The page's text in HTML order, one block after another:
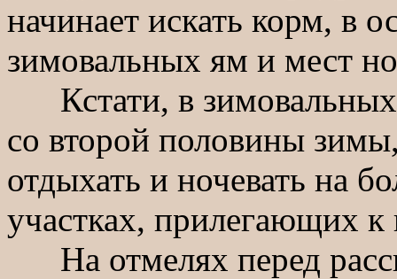
начинает искать корм, в
зимовальных ям и мест
Кстати, в зимовальных
со второй половины
отдыхать и ночевать на
участках, прилегающих
На отмелях перед